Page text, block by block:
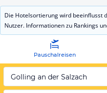
Die Hotelsortierung wird beeinflusst
Nutzer. Informationen zu Rankings
Pauschalreisen
Golling an der Salzach